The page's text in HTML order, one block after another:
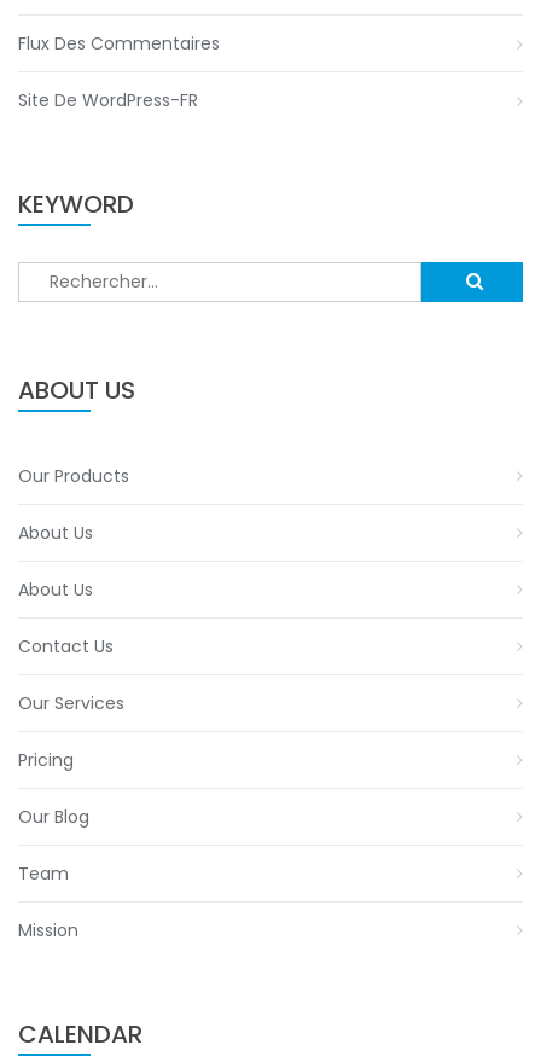
Flux Des Commentaires
Site De WordPress-FR
KEYWORD
Rechercher :
ABOUT US
Our Products
About Us
About Us
Contact Us
Our Services
Pricing
Our Blog
Team
Mission
CALENDAR